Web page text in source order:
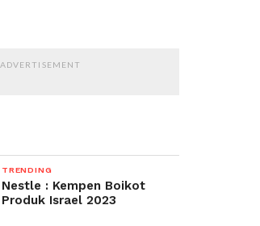
ADVERTISEMENT
TRENDING
Nestle : Kempen Boikot
Produk Israel 2023